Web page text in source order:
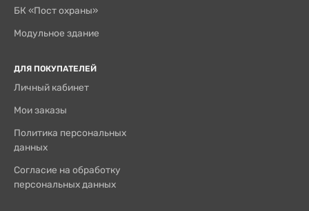
БК «Пост охраны»
Модульное здание
ДЛЯ ПОКУПАТЕЛЕЙ
Личный кабинет
Мои заказы
Политика персональных
данных
Согласие на обработку
персональных данных